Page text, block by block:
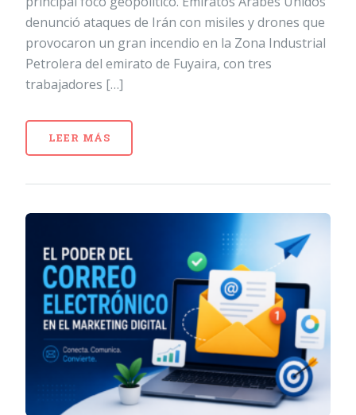
denunció ataques de Irán con misiles y drones que
provocaron un gran incendio en la Zona Industrial
Petrolera del emirato de Fuyaira, con tres
trabajadores […]
LEER MÁS